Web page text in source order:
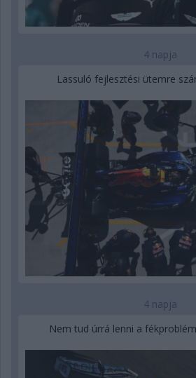
4 napja
Lassuló fejlesztési ütemre
4 napja
Nem tud úrrá lenni a